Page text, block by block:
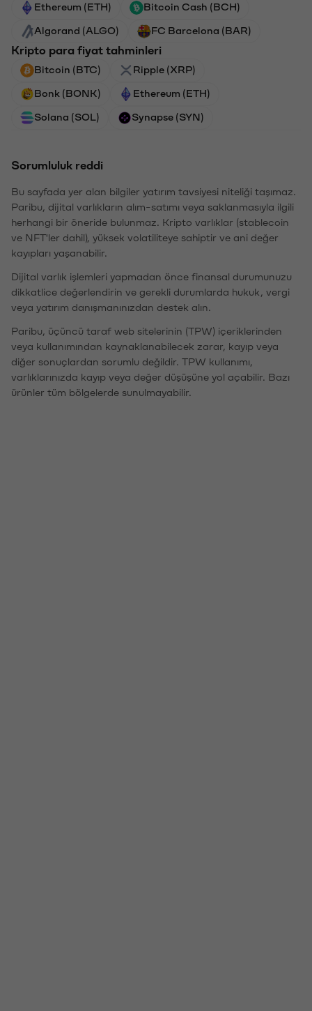
Ethereum (ETH) Bitcoin Cash (BCH)
Algorand (ALGO) FC Barcelona (BAR)
Kripto para fiyat tahminleri
Bitcoin (BTC) Ripple (XRP)
Bonk (BONK) Ethereum (ETH)
Solana (SOL) Synapse (SYN)
Sorumluluk reddi
Bu sayfada yer alan bilgiler yatırım tavsiyesi niteliği taşımaz.
Paribu, dijital varlıkların alım-satımı veya saklanmasıyla ilgili
herhangi bir öneride bulunmaz. Kripto varlıklar (stablecoin
ve NFT'ler dahil), yüksek volatiliteye sahiptir ve ani değer
kayıpları yaşanabilir.
Dijital varlık işlemleri yapmadan önce finansal durumunuzu
dikkatlice değerlendirin ve gerekli durumlarda hukuk, vergi
veya yatırım danışmanınızdan destek alın.
Paribu, üçüncü taraf web sitelerinin (TPW) içeriklerinden
veya kullanımından kaynaklanabilecek zarar, kayıp veya
diğer sonuçlardan sorumlu değildir. TPW kullanımı,
varlıklarınızda kayıp veya değer düşüşüne yol açabilir. Bazı
ürünler tüm bölgelerde sunulmayabilir.